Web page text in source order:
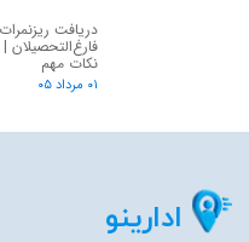
دریافت
فارغ‌التحصیلان
نکات مهم
۰۱ مرداد ۰۵
ادارینو